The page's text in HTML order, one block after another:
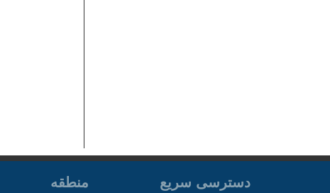
دسترسی سریع منطقه